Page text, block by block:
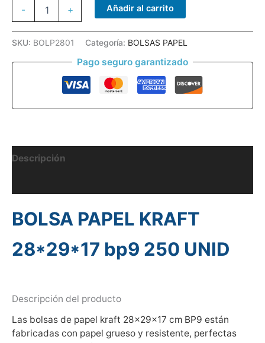
-
28*29*17
250
+ Añadir al carrito
SKU: BOLP2801 Categoría: BOLSAS PAPEL
Pago seguro garantizado
Descripción
BOLSA PAPEL KRAFT
28*29*17 bp9 250 UNID
Descripción del producto
Las bolsas de papel kraft 28×29×17 cm BP9 están
fabricadas con papel grueso y resistente, perfectas